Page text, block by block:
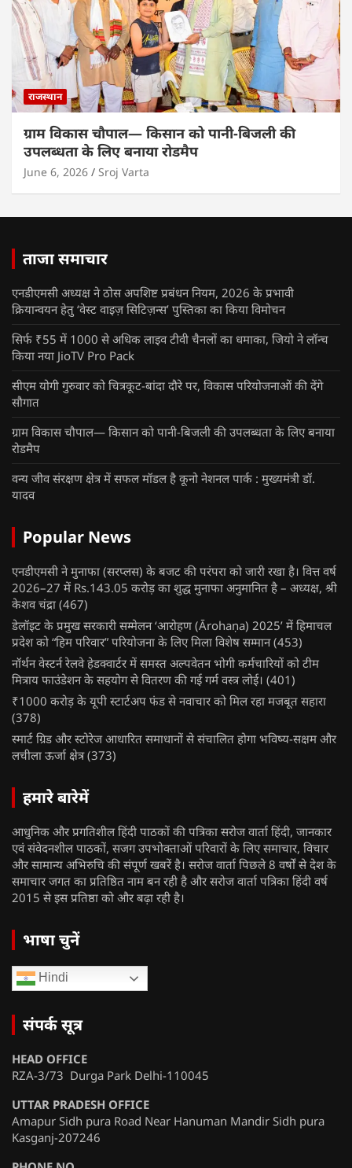
राजस्थान
ग्राम विकास चौपाल— किसान को पानी-बिजली की
उपलब्धता के लिए बनाया रोडमैप
June 6, 2026 Sroj Varta
ताजा समाचार
एनडीएमसी अध्यक्ष ने ठोस अपशिष्ट प्रबंधन नियम, 2026 के प्रभावी
क्रियान्वयन हेतु ‘वेस्ट वाइज़ सिटिज़न्स’ पुस्तिका का किया विमोचन
सिर्फ ₹55 में 1000 से अधिक लाइव टीवी चैनलों का धमाका, जियो ने लॉन्च
किया नया JioTV Pro Pack
सीएम योगी गुरुवार को चित्रकूट-बांदा दौरे पर, विकास परियोजनाओं की देंगे
सौगात
ग्राम विकास चौपाल— किसान को पानी-बिजली की उपलब्धता के लिए बनाया
रोडमैप
वन्य जीव संरक्षण क्षेत्र में सफल मॉडल है कूनो नेशनल पार्क : मुख्यमंत्री डॉ.
यादव
Popular News
एनडीएमसी ने मुनाफा (सरप्लस) के बजट की परंपरा को जारी रखा है। वित्त वर्ष
2026–27 में Rs.143.05 करोड़ का शुद्ध मुनाफा अनुमानित है – अध्यक्ष, श्री
केशव चंद्रा (467)
डेलॉइट के प्रमुख सरकारी सम्मेलन ‘आरोहण (Ārohaṇa) 2025’ में हिमाचल
प्रदेश को “हिम परिवार” परियोजना के लिए मिला विशेष सम्मान (453)
नॉर्थन वेस्टर्न रेलवे हेडक्वार्टर में समस्त अल्पवेतन भोगी कर्मचारियों को टीम
मित्राय फाउंडेशन के सहयोग से वितरण की गई गर्म वस्त्र लोई। (401)
₹1000 करोड़ के यूपी स्टार्टअप फंड से नवाचार को मिल रहा मजबूत सहारा
(378)
स्मार्ट ग्रिड और स्टोरेज आधारित समाधानों से संचालित होगा भविष्य-सक्षम और
लचीला ऊर्जा क्षेत्र (373)
हमारे बारेमें
आधुनिक और प्रगतिशील हिंदी पाठकों की पत्रिका सरोज वार्ता हिंदी, जानकार
एवं संवेदनशील पाठकों, सजग उपभोक्ताओं परिवारों के लिए समाचार, विचार
और सामान्य अभिरुचि की संपूर्ण खबरें है। सरोज वार्ता पिछले 8 वर्षों से देश के
समाचार जगत का प्रतिष्ठित नाम बन रही है और सरोज वार्ता पत्रिका हिंदी वर्ष
2015 से इस प्रतिष्ठा को और बढ़ा रही है।
भाषा चुनें
Hindi
संपर्क सूत्र
HEAD OFFICE
RZA-3/73 Durga Park Delhi-110045
UTTAR PRADESH OFFICE
Amapur Sidh pura Road Near Hanuman Mandir Sidh pura
Kasganj-207246